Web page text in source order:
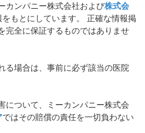
カンパニー株式会社および株式会
もとにしています。 正確な情報掲
完全に保証するものではありませ
る場合は、事前に必ず該当の医院
について、ミーカンパニー株式会
ではその賠償の責任を一切負わない